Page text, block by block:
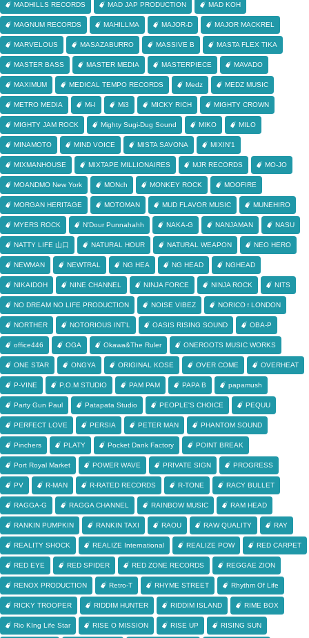
MADHILLS RECORDS MAD JAP PRODUCTION MAD KOH
MAGNUM RECORDS MAHILLMA MAJOR-D MAJOR MACKREL
MARVELOUS MASAZABURRO MASSIVE B MASTA FLEX TIKA
MASTER BASS MASTER MEDIA MASTERPIECE MAVADO
MAXIMUM MEDICAL TEMPO RECORDS Medz MEDZ MUSIC
METRO MEDIA Mi-I Mi3 MICKY RICH MIGHTY CROWN
MIGHTY JAM ROCK Mighty Sugi-Dug Sound MIKO MILO
MINAMOTO MIND VOICE MISTA SAVONA MIXIN'1
MIXMANHOUSE MIXTAPE MILLIONAIRES MJR RECORDS MO-JO
MOANDMO New York MONch MONKEY ROCK MOOFIRE
MORGAN HERITAGE MOTOMAN MUD FLAVOR MUSIC MUNEHIRO
MYERS ROCK N'Dour Punnahahh NAKA-G NANJAMAN NASU
NATTY LIFE 山口 NATURAL HOUR NATURAL WEAPON NEO HERO
NEWMAN NEWTRAL NG HEA NG HEAD NGHEAD
NIKAIDOH NINE CHANNEL NINJA FORCE NINJA ROCK NITS
NO DREAM NO LIFE PRODUCTION NOISE VIBEZ NORICO♀LONDON
NORTHER NOTORIOUS INT'L OASIS RISING SOUND OBA-P
office446 OGA Okawa&The Ruler ONEROOTS MUSIC WORKS
ONE STAR ONGYA ORIGINAL KOSE OVER COME OVERHEAT
P-VINE P.O.M STUDIO PAM PAM PAPA B papamush
Party Gun Paul Patapata Studio PEOPLE'S CHOICE PEQUU
PERFECT LOVE PERSIA PETER MAN PHANTOM SOUND
Pinchers PLATY Pocket Dank Factory POINT BREAK
Port Royal Market POWER WAVE PRIVATE SIGN PROGRESS
PV R-MAN R-RATED RECORDS R-TONE RACY BULLET
RAGGA-G RAGGA CHANNEL RAINBOW MUSIC RAM HEAD
RANKIN PUMPKIN RANKIN TAXI RAOU RAW QUALITY RAY
REALITY SHOCK REALIZE International REALIZE POW RED CARPET
RED EYE RED SPIDER RED ZONE RECORDS REGGAE ZION
RENOX PRODUCTION Retro-T RHYME STREET Rhythm Of Life
RICKY TROOPER RIDDIM HUNTER RIDDIM ISLAND RIME BOX
Rio KIng Life Star RISE O MISSION RISE UP RISING SUN